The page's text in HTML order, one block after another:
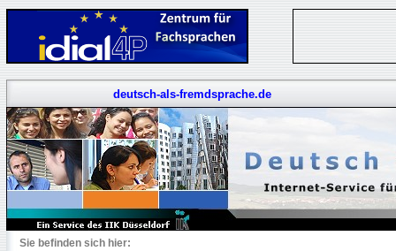
deutsch-als-fremdsprache.de
Sie befinden sich hier: